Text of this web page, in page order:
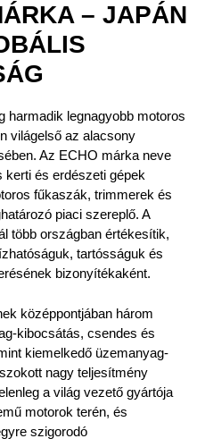
– JAPÁN
harmadik legnagyobb motoros
világelső az alacsony
Az ECHO márka neve
kerti és erdészeti gépek
fűkaszák, trimmerek és
piaci szereplő. A
több országban értékesítik,
tartósságuk és
bizonyítékaként.
középpontjában három
kibocsátás, csendes és
kiemelkedő üzemanyag-
nagy teljesítmény
a világ vezető gyártója
motorok terén, és
szigorodó